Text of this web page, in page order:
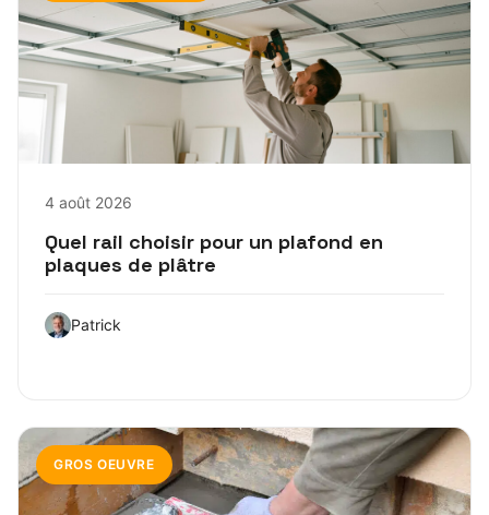
4 août 2026
Quel rail choisir pour un plafond en
plaques de plâtre
Patrick
GROS OEUVRE